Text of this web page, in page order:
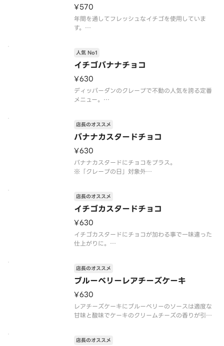
¥570
年間を通してフレッシュなイチゴを使用していま
す。
※注文個数が一度に合計10個以上になる際は、商品
のご準備に時間を要しますので、予約配達がおすす
アレルゲン情報：卵・乳・小麦・大豆
イチゴバナナチョコ
人気 No1
¥630
ディッパーダンのクレープで不動の人気を誇る定番
メニュー。
※注文個数が一度に合計10個以上になる際は、商品
のご準備に時間を要しますので、予約配達がおすす
アレルゲン情報：卵・乳・小麦・大豆・バナナ
バナナカスタードチョコ
店長のオススメ
¥630
バナナカスタードにチョコをプラス。
※「クレープの日」対象外
のご準備に時間を要しますので、予約配達がおすす
めです
ラチン
イチゴカスタードチョコ
店長のオススメ
¥630
イチゴカスタードにチョコが加わる事で一味違った
仕上がりに。
※注文個数が一度に合計10個以上になる際は、商品
のご準備に時間を要しますので、予約配達がおすす
アレルゲン情報：卵・乳・小麦・大豆・ゼラチ
ブルーベリーレアチーズケーキ
店長のオススメ
¥630
レアチーズケーキにブルーベリーのソースは適度な
甘味と酸味でケーキのクリームチーズの香りが引き
※トッピングの追加・変更不可
店長のオススメ